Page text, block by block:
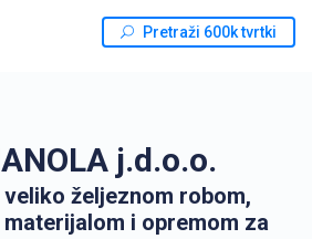
Pretraži 600k tvrtki
j.d.o.o.
željeznom robom,
i opremom za